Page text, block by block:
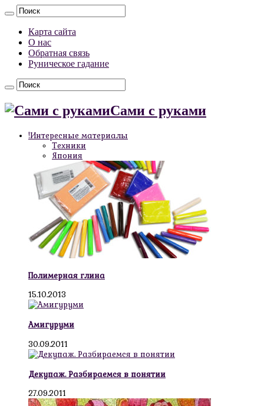
Карта сайта
О нас
Обратная связь
Руническое гадание
Сами с руками
!Интересные материалы
Техники
Япония
Полимерная глина
15.10.2013
Амигуруми
30.09.2011
Декупаж. Разбираемся в понятии
27.09.2011